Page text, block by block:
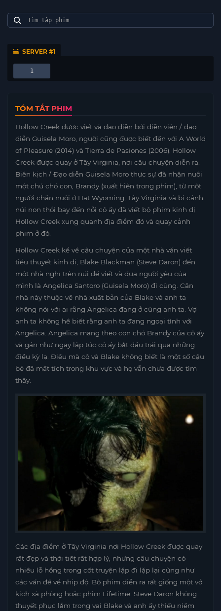
SERVER #1
1
TÓM TẮT PHIM
Hollow Creek được viết và đạo diễn bởi diễn viên / đạo
diễn Guisela Moro, người cũng được biết đến với A World
of Pleasure (2014) và Tierra de Pasiones (2006). Hollow
Creek được quay ở Tây Virginia, nơi câu chuyện diễn ra.
Biên kịch / Đạo diễn Guisela Moro thực sự đã nhận nuôi
một chú chó con, Brandy (xuất hiện trong phim), từ một
người chăn nuôi ở Hạt Wyoming, Tây Virginia và bị cảnh
núi non thổi bay đến nỗi cô ấy đã viết bộ phim kinh dị
Hollow Creek xung quanh địa điểm đó và quay cảnh
phim ở đó.
Hollow Creek kể về câu chuyện của một nhà văn viết
tiểu thuyết kinh dị, Blake Blackman (Steve Daron) đến
một nhà nghỉ trên núi để viết và đưa người yêu của
mình là Angelica Santoro (Guisela Moro) đi cùng. Căn
nhà này thuộc về nhà xuất bản của Blake và anh ta
không nói với ai rằng Angelica đang ở cùng anh ta. Vợ
anh ta không hề biết rằng anh ta đang ngoại tình với
Angelica. Angelica mang theo con chó Brandy của cô ấy
và gần như ngay lập tức cô ấy bắt đầu trải qua những
điều kỳ lạ. Điều mà cô và Blake không biết là một số cậu
bé đã mất tích trong khu vực và họ vẫn chưa được tìm
thấy.
Các địa điểm ở Tây Virginia nơi Hollow Creek được quay
rất đẹp và thời tiết rất hợp lý, nhưng câu chuyện có
nhiều lỗ hổng trong cốt truyện lặp đi lặp lại cũng như
các vấn đề về nhịp độ. Bộ phim diễn ra rất giống một vở
kịch xà phòng hoặc phim Lifetime. Steve Daron không
thuyết phục lắm trong vai Blake và anh ấy thiếu niềm